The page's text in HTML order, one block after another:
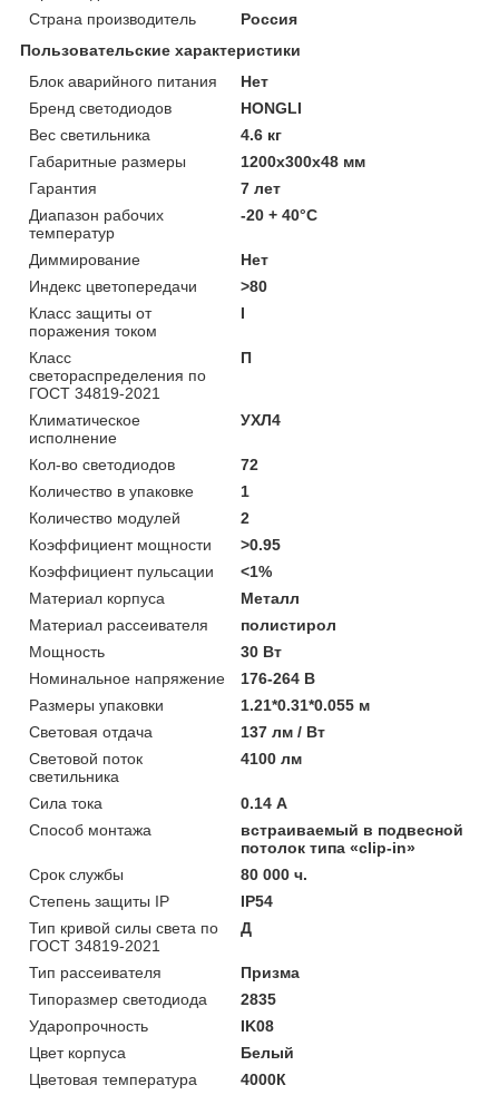
Страна производитель
Россия
Пользовательские характеристики
Блок аварийного питания
Нет
Бренд светодиодов
HONGLI
Вес светильника
4.6 кг
Габаритные размеры
1200х300х48 мм
Гарантия
7 лет
Диапазон рабочих
температур
-20 + 40°C
Диммирование
Нет
Индекс цветопередачи
>80
Класс защиты от
поражения током
I
Класс
светораспределения по
ГОСТ 34819-2021
П
Климатическое
исполнение
УХЛ4
Кол-во светодиодов
72
Количество в упаковке
1
Количество модулей
2
Коэффициент мощности
>0.95
Коэффициент пульсации
<1%
Материал корпуса
Металл
Материал рассеивателя
полистирол
Мощность
30 Вт
Номинальное напряжение
176-264 В
Размеры упаковки
1.21*0.31*0.055 м
Световая отдача
137 лм / Вт
Световой поток
светильника
4100 лм
Сила тока
0.14 А
Способ монтажа
встраиваемый в подвесной
потолок типа «clip-in»
Срок службы
80 000 ч.
Степень защиты IP
IP54
Тип кривой силы света по
ГОСТ 34819-2021
Д
Тип рассеивателя
Призма
Типоразмер светодиода
2835
Ударопрочность
IK08
Цвет корпуса
Белый
Цветовая температура
4000К